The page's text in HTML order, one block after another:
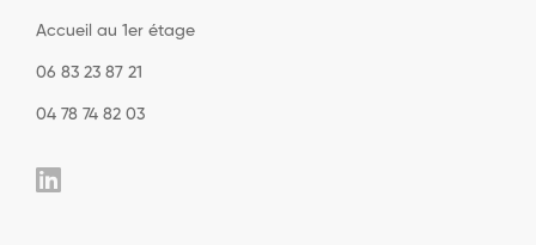
Accueil au 1er étage
06 83 23 87 21
04 78 74 82 03